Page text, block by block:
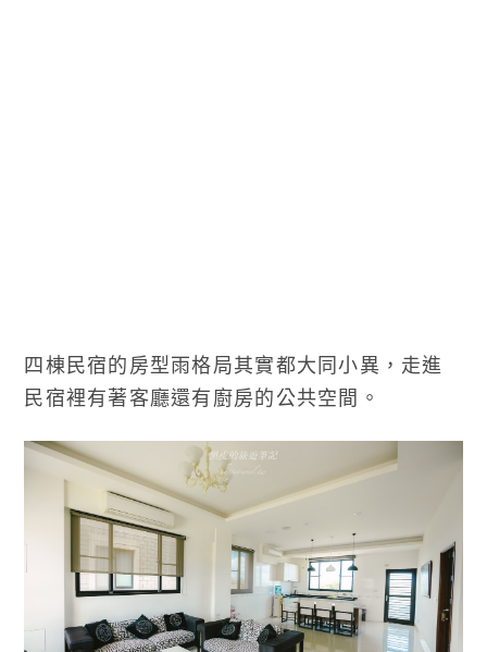
四棟民宿的房型雨格局其實都大同小異，走進
民宿裡有著客廳還有廚房的公共空間。